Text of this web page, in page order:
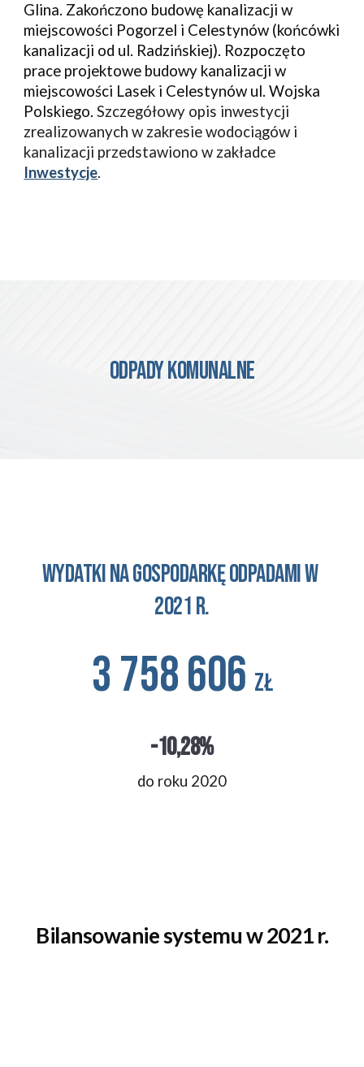
Glina. Zakończono budowę kanalizacji w
miejscowości Pogorzel i Celestynów (końcówki
kanalizacji od ul. Radzińskiej). Rozpoczęto
prace projektowe budowy kanalizacji w
miejscowości Lasek i Celestynów ul. Wojska
Polskiego. Szczegółowy opis inwestycji
zrealizowanych w zakresie wodociągów i
Inwestycje.
ODPADY KOMUNALNE
wydatki na gospodarkę odpadami w
2021 r.
3 758 606 zł
-10,28%
do roku 2020
Bilansowanie systemu w 2021 r.